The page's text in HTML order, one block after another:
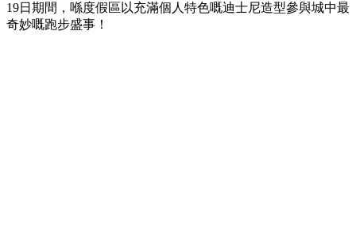
19日期間，喺度假區以充滿個人特色嘅迪士尼造型參與城中最
奇妙嘅跑步盛事！